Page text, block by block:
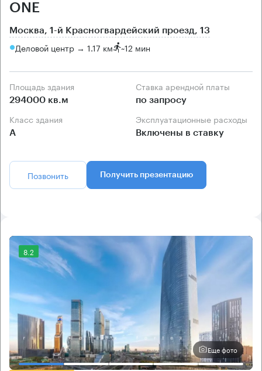
ONE
Москва, 1-й Красногвардейский проезд, 13
Деловой центр → 1.17 км ~12 мин
Площадь здания
294000 кв.м
Ставка арендной платы
по запросу
Класс здания
А
Эксплуатационные расходы
Включены в ставку
Позвонить Получить презентацию
8.2
Еще фото